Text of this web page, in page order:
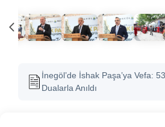
İnegöl’de İshak Paşa’ya Vefa:
Dualarla Anıldı